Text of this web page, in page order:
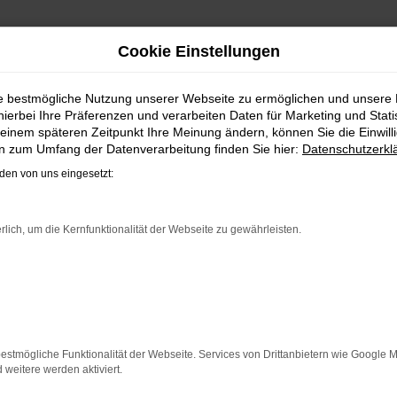
| LIEFERSERVICE
ID.5 EU-NEUWAGEN FÜR
Fahrten durch Kassel auf dem neuesten Stand der
allem in der aktuellen Generation in den
profitieren Sie gleich mehrfach. So bieten wir
Sie sich bei jedem Kauf einen Rabatt bzw.
haben und entsprechend zu 100 Prozent Ihren
paar Tipps, die dir helfen können:
Cookie Einstellungen
bestmögliche Nutzung unserer Webseite zu ermöglichen und unsere
Ihre Präferenzen und verarbeiten Daten für Marketing und
späteren Zeitpunkt Ihre Meinung ändern, können Sie die
zum Umfang der Datenverarbeitung finden Sie hier:
von uns eingesetzt:
um die Kernfunktionalität der Webseite zu gewährleisten.
Funktionalität der Webseite. Services von Drittanbietern wie Google
weitere werden aktiviert.